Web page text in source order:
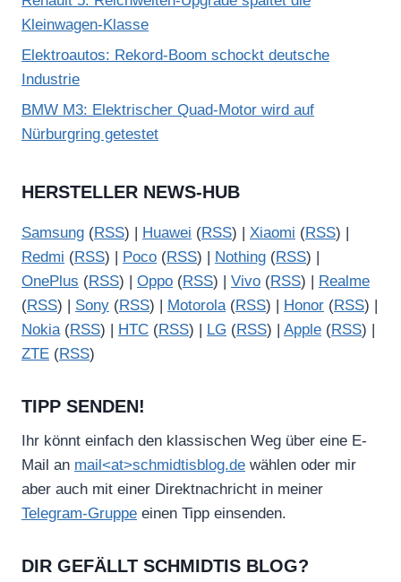
Kleinwagen-Klasse
Elektroautos: Rekord-Boom schockt deutsche
Industrie
BMW M3: Elektrischer Quad-Motor wird auf
Nürburgring getestet
HERSTELLER NEWS-HUB
Samsung (RSS) | Huawei (RSS) | Xiaomi (RSS) |
Redmi (RSS) | Poco (RSS) | Nothing (RSS) |
OnePlus (RSS) | Oppo (RSS) | Vivo (RSS) |
Realme
(RSS) | Sony (RSS) | Motorola(RSS) | Honor (RSS) |
Nokia(RSS) | HTC (RSS) | LG (RSS) | Apple (RSS) |
ZTE (RSS)
TIPP SENDEN!
Ihr könnt einfach den klassischen Weg über eine E-
Mail an mail<at>schmidtisblog.de wählen oder mir
aber auch mit einer Direktnachricht in meiner
Telegram-Gruppe einen Tipp einsenden.
DIR GEFÄLLT SCHMIDTIS BLOG?